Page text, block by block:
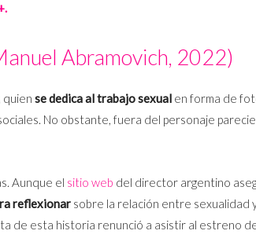
Abramovich, 2022)
, quien se dedica al trabajo sexual en forma de
No obstante, fuera del personaje
Aunque el sitio web del director argentino
reflexionar sobre la relación entre sexualidad
de esta historia renunció a asistir al estreno